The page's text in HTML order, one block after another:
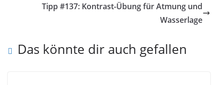
Tipp #137: Kontrast-Übung für Atmung und
Wasserlage
Das könnte dir auch gefallen